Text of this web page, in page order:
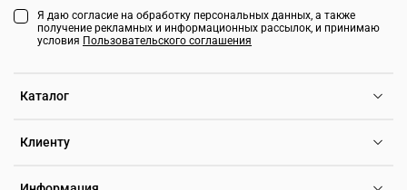
Каталог
Клиенту
Я даю согласие на обработку персональных данных, а также
получение рекламных и информационных рассылок, и принимаю
условия Пользовательского соглашения